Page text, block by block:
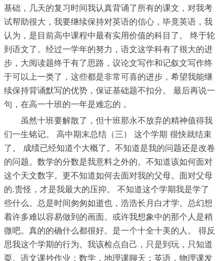
基础，几天的复习时间我认真背诵了所有的课文，对我考
试帮助很大，我要继续保持对英语的信心，毕竟英语，我
认为，是目前高中课程中最有实用价值的科目了。 终于轮
到语文了。经过一学年的努力，语文这学科有了很大的进
步，大阅读题终于有了思路，议论文写作和记叙文写作终
于可以上一类了，这些都是非常可喜的进步，希望我能继
续保持背诵默写的优势，保证基础题不扣分。 最后再说一
句，在高一十班的一年是难忘的，
虽然十班要解散了，但十班那永不放弃的精神值得我
们一生铭记。 高中期末总结（三） 这个学期 很快就结束
了。 成绩已经知道个大概了。不知道是我的问题还是改卷
的问题。数学的分数是我意料之外的。不知道该如何面对
这个天文数字。更不知道如何去面对我的父母。面对父母
的.责怪，才是我最大的压抑。 不知道这个学期我是学了
些什么。总是时间匆匆如逝也，浩浩长月白才学。总幻想
着许多难以容易做到的画面。或许我想象中的那个人是稍
微吧。真的的确什么都很好。是一个十全十美的人。 得反
思我这个学期的行为。我该检点自己，只是到玩，只知道
耍。语文课抄作业；数学，地理课聊天；英语，物理课发